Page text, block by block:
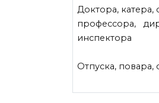
Доктора, катера,
профессора,
инспектора
Отпуска, повара,